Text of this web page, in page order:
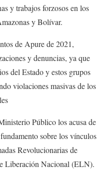
y trabajos forzosos en los
y Bolívar.
de Apure de 2021,
y denuncias, ya que
del Estado y estos grupos
violaciones masivas de los
Público los acusa de
sobre los vínculos
Revolucionarias de
Liberación Nacional (ELN).